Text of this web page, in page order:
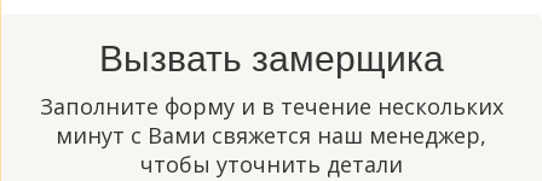
Вызвать замерщика
Заполните форму и в течение нескольких
минут с Вами свяжется наш менеджер,
чтобы уточнить детали